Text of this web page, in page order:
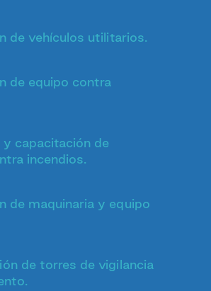
de vehículos utilitarios.
de equipo contra
capacitación de
incendios.
de maquinaria y equipo
de torres de vigilancia